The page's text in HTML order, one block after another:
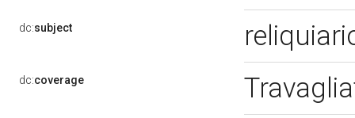
dc:subject
dc:coverage